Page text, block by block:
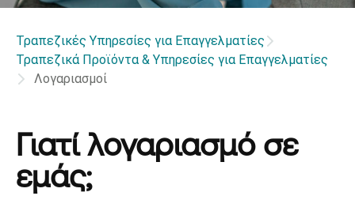
Τραπεζικές Υπηρεσίες για Επαγγελματίες
Τραπεζικά Προϊόντα & Υπηρεσίες για Επαγγελματίες
Λογαριασμοί
Γιατί λογαριασμό σε
εμάς;